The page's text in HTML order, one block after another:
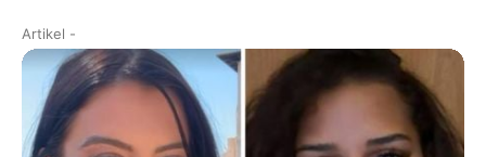
Artikel -